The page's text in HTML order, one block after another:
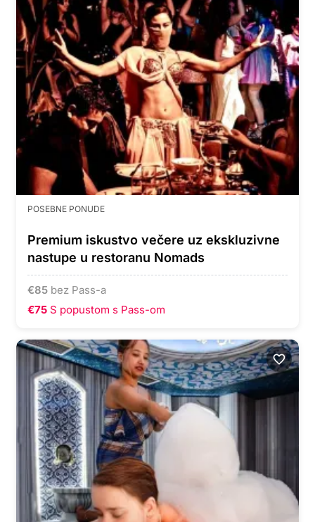
POSEBNE PONUDE
Premium iskustvo večere uz ekskluzivne
nastupe u restoranu Nomads
€85 bez Pass-a
€75 S popustom s Pass-om